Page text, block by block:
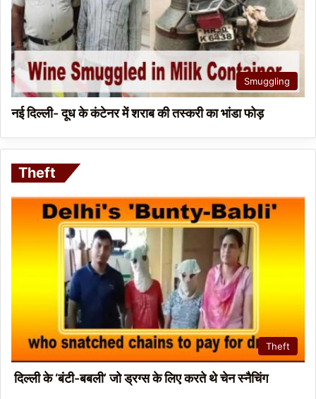
Smuggling
नई दिल्ली- दूध के कंटेनर में शराब की तस्करी का भांडा फोड़
Theft
Theft
दिल्ली के ‘बंटी-बबली’ जो ड्रग्स के लिए करते थे चेन स्नैचिंग